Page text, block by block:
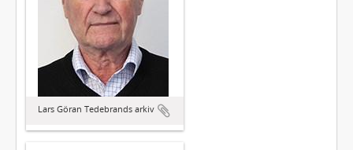
Lars Göran Tedebrands arkiv